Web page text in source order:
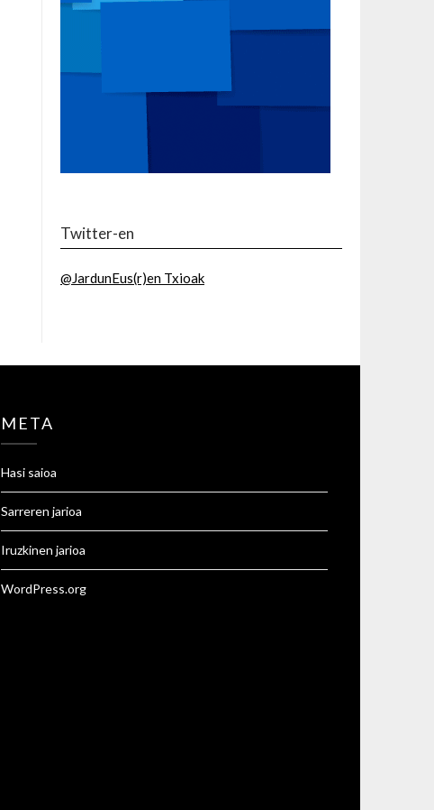
Twitter-en
@JardunEus(r)en Txioak
META
Hasi saioa
Sarreren jarioa
Iruzkinen jarioa
WordPress.org